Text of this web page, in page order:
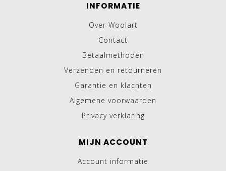
INFORMATIE
Over Woolart
Contact
Betaalmethoden
Verzenden en retourneren
Garantie en klachten
Algemene voorwaarden
Privacy verklaring
MIJN ACCOUNT
Account informatie